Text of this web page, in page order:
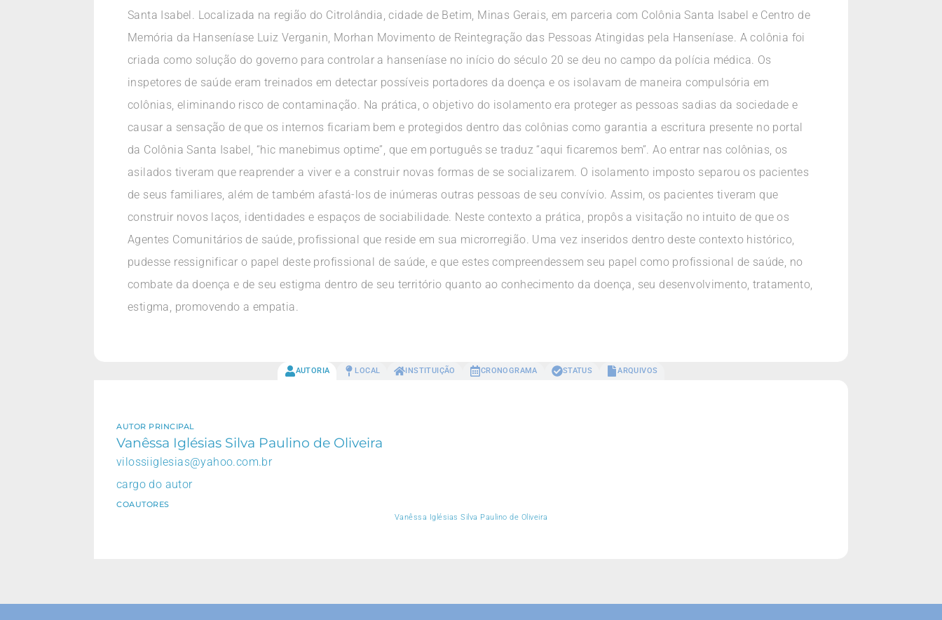
Santa Isabel. Localizada na região do Citrolândia, cidade de Betim, Minas Gerais, em parceria com Colônia Santa Isabel e Centro de
Memória da Hanseníase Luiz Verganin, Morhan Movimento de Reintegração das Pessoas Atingidas pela Hanseníase. A colônia foi
criada como solução do governo para controlar a hanseníase no início do século 20 se deu no campo da polícia médica. Os
inspetores de saúde eram treinados em detectar possíveis portadores da doença e os isolavam de maneira compulsória em
colônias, eliminando risco de contaminação. Na prática, o objetivo do isolamento era proteger as pessoas sadias da sociedade e
causar a sensação de que os internos ficariam bem e protegidos dentro das colônias como garantia a escritura presente no portal
da Colônia Santa Isabel, “hic manebimus optime”, que em português se traduz “aqui ficaremos bem”. Ao entrar nas colônias, os
asilados tiveram que reaprender a viver e a construir novas formas de se socializarem. O isolamento imposto separou os pacientes
de seus familiares, além de também afastá-los de inúmeras outras pessoas de seu convívio. Assim, os pacientes tiveram que
construir novos laços, identidades e espaços de sociabilidade. Neste contexto a prática, propôs a visitação no intuito de que os
Agentes Comunitários de saúde, profissional que reside em sua microrregião. Uma vez inseridos dentro deste contexto histórico,
pudesse ressignificar o papel deste profissional de saúde, e que estes compreendessem seu papel como profissional de saúde, no
combate da doença e de seu estigma dentro de seu território quanto ao conhecimento da doença, seu desenvolvimento, tratamento,
estigma, promovendo a empatia.
AUTORIA LOCAL INSTITUIÇÃO CRONOGRAMA STATUS ARQUIVOS
AUTOR PRINCIPAL
Vanêssa Iglésias Silva Paulino de Oliveira
vilossiiglesias@yahoo.com.br
cargo do autor
COAUTORES
Vanêssa Iglésias Silva Paulino de Oliveira